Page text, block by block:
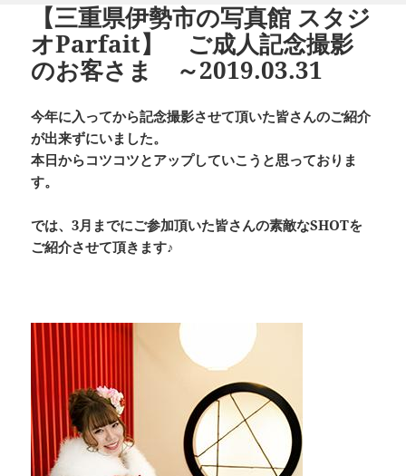
【三重県伊勢市の写真館 スタジ
オParfait】 ご成人記念撮影
のお客さま ～2019.03.31
今年に入ってから記念撮影させて頂いた皆さんのご紹介
が出来ずにいました。
本日からコツコツとアップしていこうと思っておりま
す。
では、3月までにご参加頂いた皆さんの素敵なSHOTを
ご紹介させて頂きます♪